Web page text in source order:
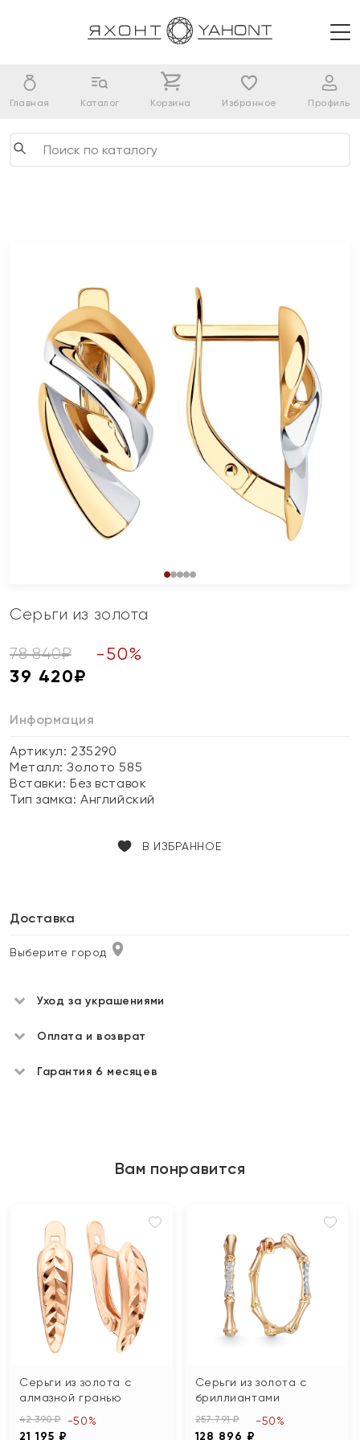
Главная Каталог Корзина Избранное Профиль
Серьги из золота
78 840₽ -50%
39 420₽
Информация
Артикул: 235290
Металл:Золото 585
Вставки:Без вставок
Тип замка:Английский
В ИЗБРАННОЕ
Доставка
Выберите город
Уход за украшениями
Оплата и возврат
Гарантия 6 месяцев
Вам понравится
Серьги из золота с
алмазной гранью
42 390 ₽
21 195 ₽
-50%
Серьги из золота с
бриллиантами
257 791 ₽
128 896 ₽
-50%